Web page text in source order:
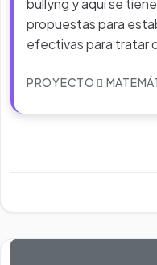
bullyng y aquí se
propuestas para
efectivas para tratar
PROYECTO